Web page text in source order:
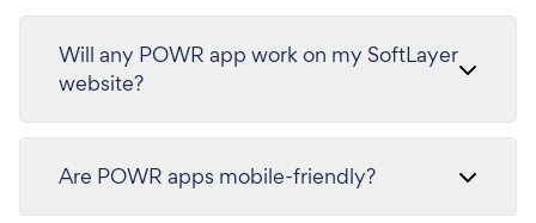
Will any POWR app work on my SoftLayer
website?
Are POWR apps mobile-friendly?